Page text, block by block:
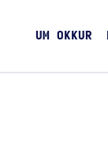
UM OKKUR